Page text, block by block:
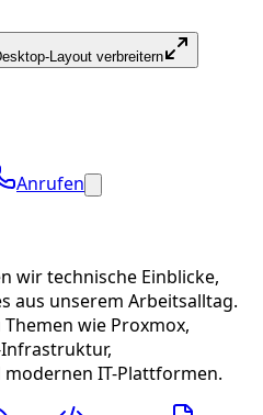
Layout verbreitern
Anrufen
wir technische Einblicke,
aus unserem Arbeitsalltag.
wie Proxmox,
IT-Plattformen.